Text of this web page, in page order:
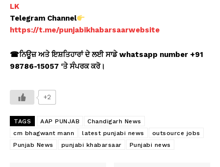
LK
Telegram Channel
https://t.me/punjabikhabarsaarwebsite
☎ਨਿਊਜ਼ ਅਤੇ ਇਸ਼ਤਿਹਾਰਾਂ ਦੇ ਲਈ ਸਾਡੇ whatsapp number +91
98786-15057 ‘ਤੇ ਸੰਪਰਕ ਕਰੋ।
+2
TAGS AAP PUNJAB
Chandigarh News
cm bhagwant mann
latest punjabi news
outsource jobs
Punjab News
punjabi khabarsaar Punjabi news